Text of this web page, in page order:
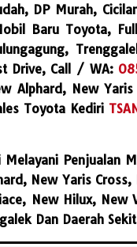
DP Murah,
Baru Toyota,
Drive, Call / WA:
Alphard, New
Toyota Kediri
Penjualan
New Yaris
New Hilux,
Dan Daerah